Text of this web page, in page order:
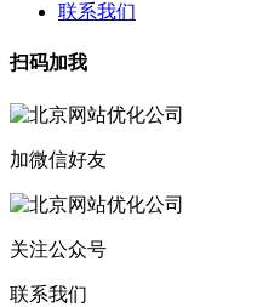
联系我们
扫码加我
加微信好友
关注公众号
联系我们